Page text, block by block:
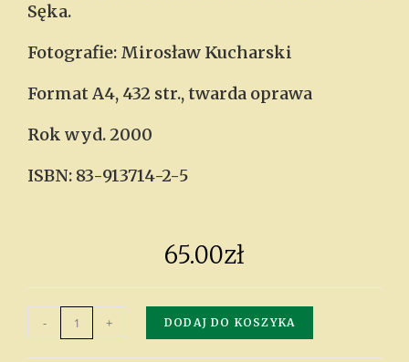
Sęka.
Fotografie: Mirosław Kucharski
Format A4, 432 str., twarda oprawa
Rok wyd. 2000
ISBN: 83-913714-2-5
65.00zł
- + DODAJ DO KOSZYKA